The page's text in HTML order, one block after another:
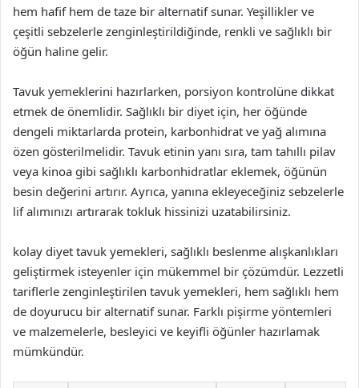
hem hafif hem de taze bir alternatif sunar. Yeşillikler ve
çeşitli sebzelerle zenginleştirildiğinde, renkli ve sağlıklı bir
öğün haline gelir.
Tavuk yemeklerini hazırlarken, porsiyon kontrolüne dikkat
etmek de önemlidir. Sağlıklı bir diyet için, her öğünde
dengeli miktarlarda protein, karbonhidrat ve yağ alımına
özen gösterilmelidir. Tavuk etinin yanı sıra, tam tahıllı pilav
veya kinoa gibi sağlıklı karbonhidratlar eklemek, öğünün
besin değerini artırır. Ayrıca, yanına ekleyeceğiniz sebzelerle
lif alımınızı artırarak tokluk hissinizi uzatabilirsiniz.
kolay diyet tavuk yemekleri, sağlıklı beslenme alışkanlıkları
geliştirmek isteyenler için mükemmel bir çözümdür. Lezzetli
tariflerle zenginleştirilen tavuk yemekleri, hem sağlıklı hem
de doyurucu bir alternatif sunar. Farklı pişirme yöntemleri
ve malzemelerle, besleyici ve keyifli öğünler hazırlamak
mümkündür.